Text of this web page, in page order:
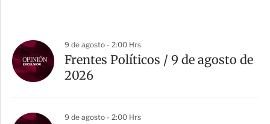
9 de agosto - 2:00 Hrs
Frentes Políticos / 9 de agosto de
2026
9 de agosto - 2:00 Hrs